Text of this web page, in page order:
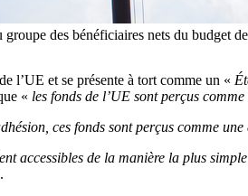
des bénéficiaires nets du budget
l’UE et se présente à tort comme un «
« les fonds de l’UE sont perçus
ces fonds sont perçus comme
accessibles de la manière la plus